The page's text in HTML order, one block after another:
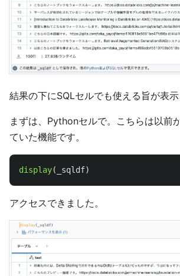
結果の下にSQLセルでも使える旨が表示
まずは、Pythonセルで。こちらは以前
ていた機能です。
display( _sqldf)
アクセスできました。